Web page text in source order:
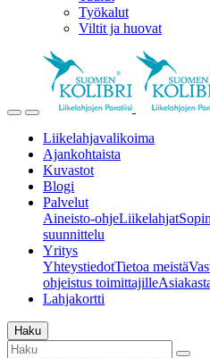
Työkalut
Viltit ja huovat
Liikelahjavalikoima
Ajankohtaista
Kuvastot
Blogi
Palvelut
Aineisto-ohjeLiikelahjat
suunnittelu
Yritys
YhteystiedotTietoa meistä
ohjeistus toimittajille
Lahjakortti
Haku